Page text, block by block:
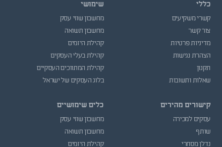
כללי
קשרי משקיעים
צור קשר
מדיניות פרטיות
הצהרת נגישות
תקנון
שאלות ותשובות
קישורים מהירים
עסקים למכירה
שותף
נדלן מסחרי
שימושי
מחשבון שווי עסק
מחשבון תשואה
קהילת היזמים
קהילת בעלי העסקים
קהילת המתווכים העסקיים
בלוג העסקים של ישראל
כלים שימושיים
מחשבון שווי עסק
מחשבון תשואה
קהילת היזמים